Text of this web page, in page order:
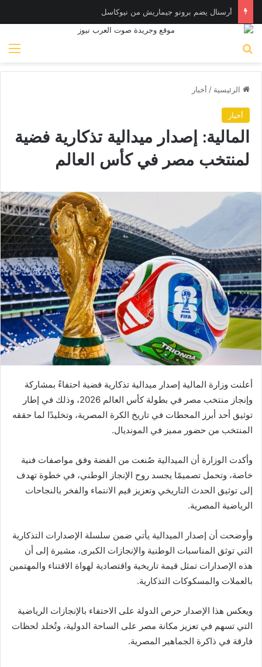
أرسنال يضم برونو جيماريش من نيوكاسل
الرئيسية / أخبار
أخبار
المالية: إصدار ميدالية تذكارية فضية
لمنتخب مصر في كأس العالم
أعلنت وزارة المالية إصدار ميدالية تذكارية فضية احتفاءً بمشاركة
وإنجاز منتخب مصر في بطولة كأس العالم 2026، وذلك في إطار
توثيق أحد أبرز المحطات في تاريخ الكرة المصرية، وتخليدًا لما حققه
المنتخب من حضور مميز في المونديال.
وأكدت الوزارة أن الميدالية صُنعت من الفضة وفق مواصفات فنية
خاصة، وتحمل تصميمًا يجسد روح الإنجاز الوطني، في خطوة تهدف
إلى توثيق الحدث التاريخي وتعزيز قيم الانتماء والفخر بالنجاحات
الرياضية المصرية.
وأوضحت أن إصدار الميدالية يأتي ضمن سلسلة الإصدارات التذكارية
التي توثق المناسبات الوطنية والإنجازات الكبرى، مشيرة إلى أن
هذه الإصدارات تمثل قيمة تاريخية واقتصادية لهواة الاقتناء والمهتمين
بالعملات والمسكوكات التذكارية.
ويعكس هذا الإصدار حرص الدولة على الاحتفاء بالإنجازات الرياضية
التي تسهم في تعزيز مكانة مصر على الساحة الدولية، وتُخلد لحظات
فارقة في ذاكرة الجماهير المصرية.